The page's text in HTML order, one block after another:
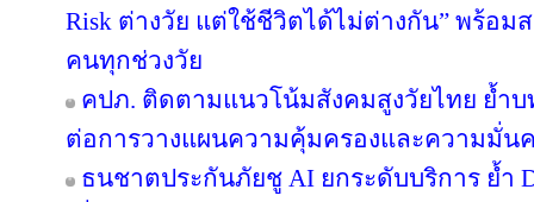
Risk ต่างวัย แต่ใช้ชีวิตได้ไม่ต่างกัน” พร้อ
คนทุกช่วงวัย
คปภ. ติดตามแนวโน้มสังคมสูงวัยไทย ย้ำ
ต่อการวางแผนความคุ้มครองและความมั่นค
ธนชาตประกันภัยชู AI ยกระดับบริการ ย้ำ